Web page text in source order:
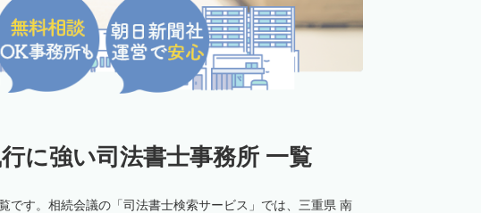
に強い司法書士事務所 一覧
です。相続会議の「司法書士検索サービス」では、三重県 南